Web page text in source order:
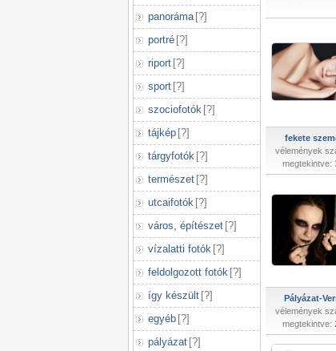
panoráma [?]
portré [?]
riport [?]
sport [?]
szociofotók [?]
tájkép [?]
tárgyfotók [?]
természet [?]
utcaifotók [?]
város, építészet [?]
vízalatti fotók [?]
feldolgozott fotók [?]
így készült [?]
egyéb [?]
pályázat [?]
fekete
vélemények
megtekintve:
Pályázat-
vélemények
megtekintve: